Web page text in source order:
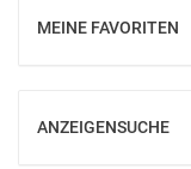
MEINE FAVORITEN
EINBLENDEN
ANZEIGENSUCHE
EINBLENDEN